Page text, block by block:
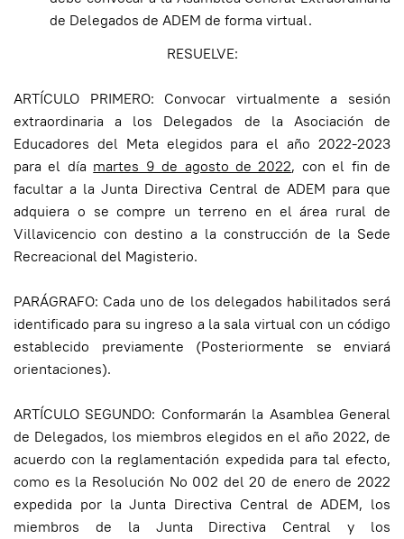
de Delegados de ADEM de forma virtual.
RESUELVE:
ARTÍCULO PRIMERO: Convocar virtualmente a sesión
extraordinaria a los Delegados de la Asociación de
Educadores del Meta elegidos para el año 2022-2023
para el día martes 9 de agosto de 2022, con el fin de
facultar a la Junta Directiva Central de ADEM para que
adquiera o se compre un terreno en el área rural de
Villavicencio con destino a la construcción de la Sede
Recreacional del Magisterio.
PARÁGRAFO: Cada uno de los delegados habilitados será
identificado para su ingreso a la sala virtual con un código
establecido previamente (Posteriormente se enviará
orientaciones).
ARTÍCULO SEGUNDO: Conformarán la Asamblea General
de Delegados, los miembros elegidos en el año 2022, de
acuerdo con la reglamentación expedida para tal efecto,
como es la Resolución No 002 del 20 de enero de 2022
expedida por la Junta Directiva Central de ADEM, los
miembros de la Junta Directiva Central y los